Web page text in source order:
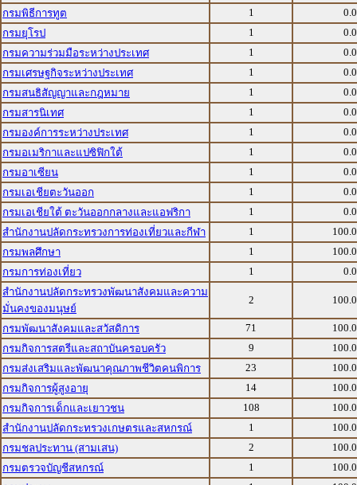
กรมพิธีการทูต
1
กรมยุโรป
1
กรมความร่วมมือระหว่างประเทศ
1
กรมเศรษฐกิจระหว่างประเทศ
1
กรมสนธิสัญญาและกฎหมาย
1
กรมสารนิเทศ
1
กรมองค์การระหว่างประเทศ
1
กรมอเมริกาและแปซิฟิกใต้
1
กรมอาเซียน
1
กรมเอเชียตะวันออก
1
กรมเอเชียใต้ ตะวันออกกลางและแอฟริกา
1
สำนักงานปลัดกระทรวงการท่องเที่ยวและกีฬา
1
กรมพลศึกษา
1
กรมการท่องเที่ยว
1
สำนักงานปลัดกระทรวงพัฒนาสังคมและความ
มั่นคงของมนุษย์
2
กรมพัฒนาสังคมและสวัสดิการ 71
กรมกิจการสตรีและสถาบันครอบครัว
9
กรมส่งเสริมและพัฒนาคุณภาพชีวิตคนพิการ
23
กรมกิจการผู้สูงอายุ
14
กรมกิจการเด็กและเยาวชน
108
สำนักงานปลัดกระทรวงเกษตรและสหกรณ์
1
กรมชลประทาน (สามเสน)
2
กรมตรวจบัญชีสหกรณ์
1